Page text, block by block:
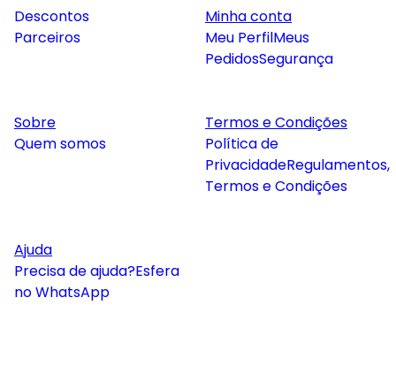
Descontos
Parceiros
Minha conta
Meu PerfilMeus
PedidosSegurança
Sobre
Quem somos
Termos e Condições
Política de
PrivacidadeRegulamentos,
Termos e Condições
Ajuda
Precisa de ajuda?Esfera
no WhatsApp